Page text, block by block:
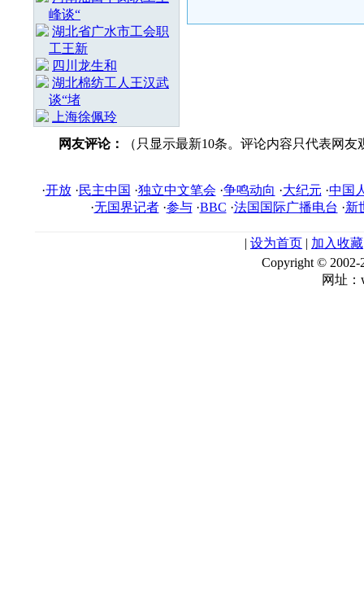
峰谈“
湖北省广水市工会职
工王新
四川龙生和
湖北棉纺工人王汉武
谈“堵
上海徐佩玲
网友评论： （只显示最新10条。评论内容只代表网
·开放·民主中国 ·独立中文笔会 ·争鸣动向 ·大纪元 ·中国
·无国界记者·参与·BBC ·法国国际广播电台 ·新
| 设为首页 | 加入收藏
Copyright ©
网址：